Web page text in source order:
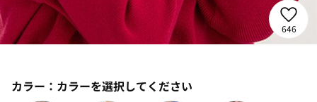
646
カラー： カラーを選択してください